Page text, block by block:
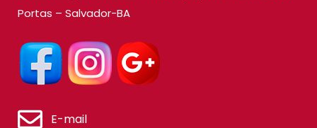
Portas – Salvador-BA
E-mail